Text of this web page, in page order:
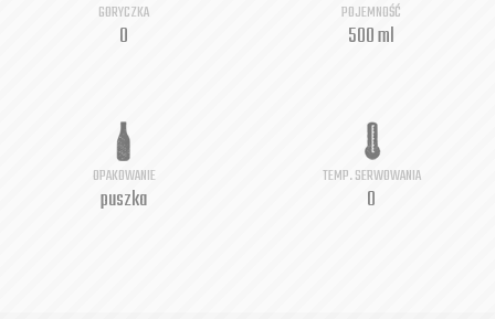
GORYCZKA
0
POJEMNOŚĆ
500 ml
OPAKOWANIE
puszka
TEMP. SERWOWANIA
0